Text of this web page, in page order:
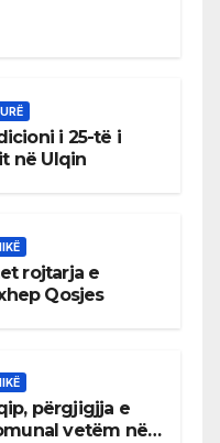
i 25-të i
në Ulqin
rojtarja e
Qosjes
përgjigjja e
vetëm në